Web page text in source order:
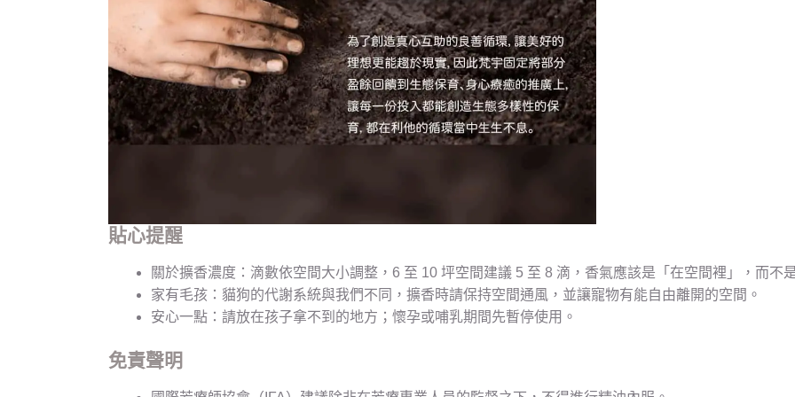
貼心提醒
關於擴香濃度：滴數依空間大小調整，6 至 10 坪空間建議 5 至 8 滴，香氣應該是「在空間裡」，而不
家有毛孩：貓狗的代謝系統與我們不同，擴香時請保持空間通風，並讓寵物有能自由離開的空間。
安心一點：請放在孩子拿不到的地方；懷孕或哺乳期間先暫停使用。
免責聲明